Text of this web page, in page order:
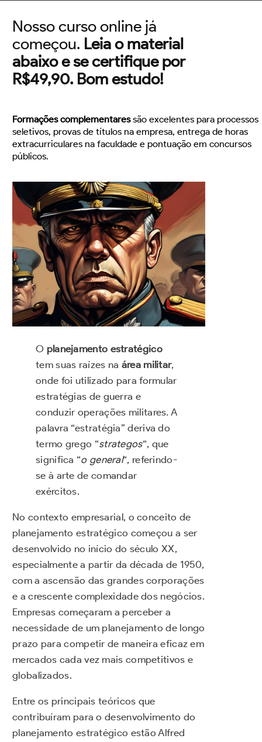
Nosso curso online já
começou. Leia o material
abaixo e se certifique por
R$49,90. Bom estudo!
Formações complementaressão excelentes para processos
seletivos, provas de títulos na empresa, entrega de horas
extracurriculares na faculdade e pontuação em concursos
públicos.
O planejamento estratégico
tem suas raízes na área militar,
onde foi utilizado para formular
estratégias de guerra e
conduzir operações militares. A
palavra “estratégia” deriva do
termo grego “strategos“, que
significa “o general“, referindo-
se à arte de comandar
exércitos.
No contexto empresarial, o conceito de
planejamento estratégico começou a ser
desenvolvido no início do século XX,
especialmente a partir da década de 1950,
com a ascensão das grandes corporações
e a crescente complexidade dos negócios.
Empresas começaram a perceber a
necessidade de um planejamento de longo
prazo para competir de maneira eficaz em
mercados cada vez mais competitivos e
globalizados.
Entre os principais teóricos que
contribuíram para o desenvolvimento do
planejamento estratégico estão Alfred